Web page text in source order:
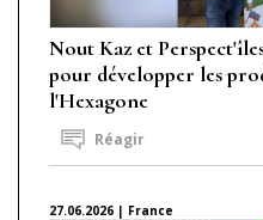
Nout Kaz et
pour développer les
l'Hexagone
Réagir
27.06.2026 | France